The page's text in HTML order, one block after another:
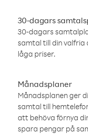
30-dagars
30-dagars
samtal till din valfria
låga priser.
Månadsplaner
Månadsplanen ger
samtal till
att behöva förnya
spara pengar på